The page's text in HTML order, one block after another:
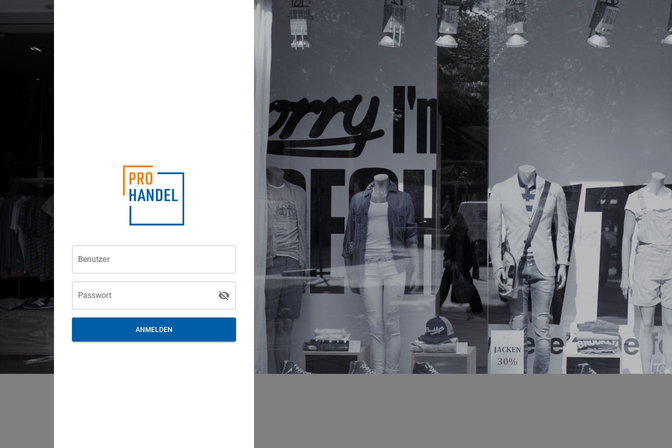
Benutzer
Passwort
ANMELDEN